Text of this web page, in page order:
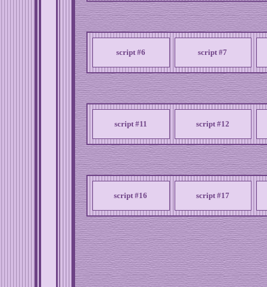
script #6 script #7
script #11 script #12
script #16 script #17